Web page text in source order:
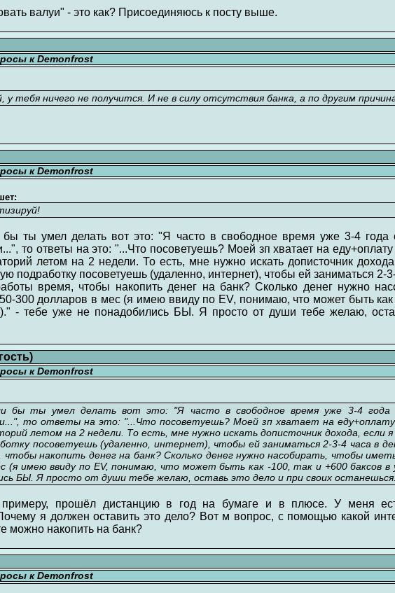
валуи" - это как? Присоединяюсь к посту выше.
к Demonfrost
у тебя ничего не получится. И не в силу отсутствия банка, а по другим
к Demonfrost
бы ты умел делать вот это: "Я часто в свободное время уже 3-4 года
то ответы на это: "...Что посоветуешь? Моей зп хватает на
летом на 2 недели. То есть, мне нужно искать дописточник
подработку посоветуешь (удаленно, интернет), чтобы ей заниматься 2-
время, чтобы накопить денег на банк? Сколько денег нужно
300 долларов в мес (я имею ввиду по EV, понимаю, что может быть как
- тебе уже не понадобились БЫ. Я просто от души тебе желаю,
к Demonfrost
бы ты умел делать вот это: "Я часто в свободное время уже 3-4 года
то ответы на это: "...Что посоветуешь? Моей зп хватает на еду+оплату
летом на 2 недели. То есть, мне нужно искать дописточник дохода, если я
посоветуешь (удаленно, интернет), чтобы ей заниматься 2-3-4 часа в
накопить денег на банк? Сколько денег нужно насобирать, чтобы
(я имею ввиду по EV, понимаю, что может быть как -100, так и +600 баксов в
БЫ. Я просто от души тебе желаю, оставь это дело и при своих останешься.
прошёл дистанцию в год на бумаге и в плюсе. У меня
я должен оставить это дело? Вот м вопрос, с помощью какой
можно накопить на банк?
к Demonfrost